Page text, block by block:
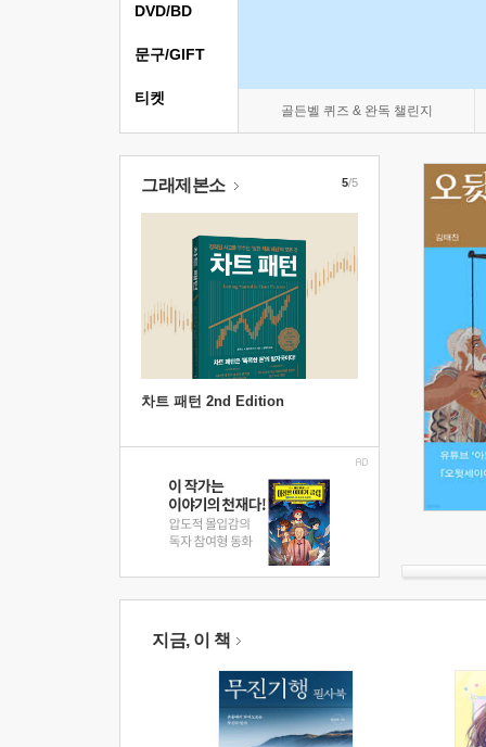
골든벨 퀴즈 & 완독 챌린지
DVD/BD
문구/GIFT
티켓
그래제본소
차트 패턴 2nd Edition
5/5
지금, 이 책